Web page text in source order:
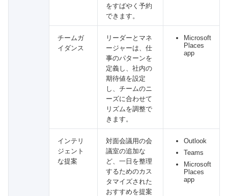
をすばやく予約
できます。
チームガ
イダンス
リーダーとマネ
ージャーは、仕
事のパターンを
定義し、社内の
期待値を設定
し、チームのニ
ーズに合わせて
リズムを調整で
きます。
Microsoft
Places
app
インテリ
ジェント
な提案
対面会議用の会
議室の追加な
ど、一日を整理
するためのカス
タマイズされた
おすすめを提案
Outlook
Teams
Microsoft
Places
app